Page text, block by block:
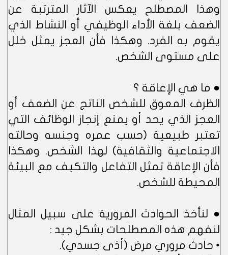
وهذا المصطلح يعكس الآثار المترتبة عن
الضعف بلغة الأداء الوظيفي أو النشاط الذي
يقوم به الفرد. وهكذا فأن العجز يمثل خلل
على مستوى الشخص.
● ما هي الإعاقة ؟
الظرف المعوق للشخص الناتج عن الضعف أو
العجز الذي يحد أو يمنع إنجاز الوظائف التي
تعتبر طبيعية (حسب عمره وجنسه وحالته
الاجتماعية والثقافية) لهذا الشخص. وهكذا
فأن الإعاقة تمثل التفاعل والتكيف مع البيئة
المحيطة للشخص.
● لنأخذ الحوادث المرورية على سبيل المثال
لنفهم هذه المصطلحات بشكل جيد :
• حادث مروري مرض (أذى جسدي).